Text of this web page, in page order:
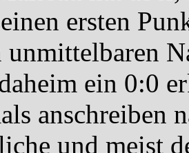
ersten
unmittelbaren
ein 0:0
anschreiben
und meist